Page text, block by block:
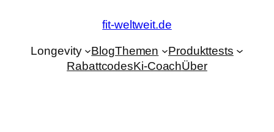
fit-weltweit.de
Longevity BlogThemen
Produkttests
RabattcodesKi-CoachÜber